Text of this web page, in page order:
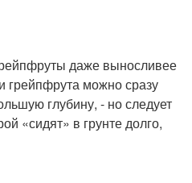
даже выносливее
грейпфрута можно сразу
глубину, - но следует
«сидят» в грунте долго,